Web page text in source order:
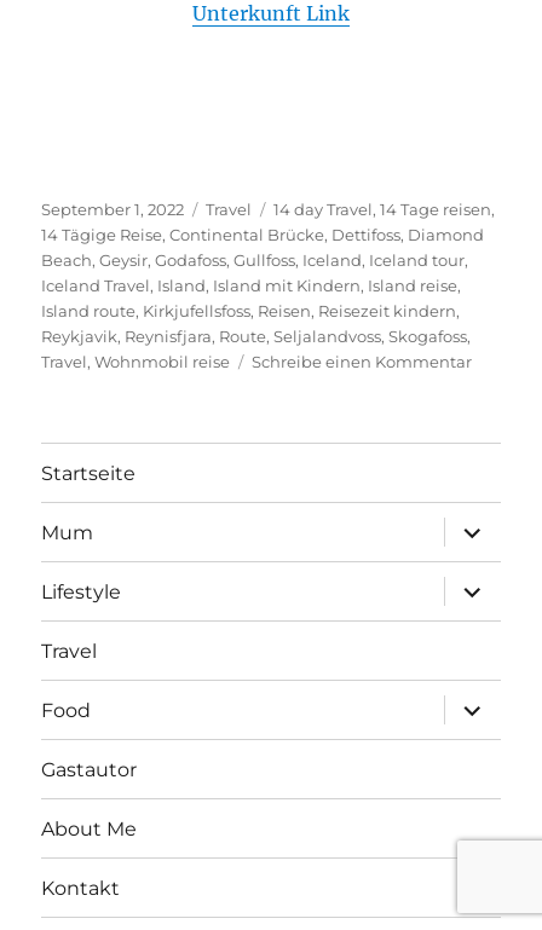
Unterkunft Link
Veröffentlicht
am
September 1, 2022 Kategorien
Travel Schlagwörter
14 day Travel,14 Tage reisen,
14 Tägige Reise,Continental Brücke, Dettifoss, Diamond
Beach,Geysir,Godafoss,Gullfoss, Iceland, Iceland tour,
Iceland Travel, Island, Island mit Kindern, Island reise,
Island route, Kirkjufellsfoss, Reisen, Reisezeit kindern,
Reykjavik, Reynisfjara, Route,Seljalandvoss,Skogafoss,
Travel,Wohnmobil reise Schreibe einen Kommentarzu
Startseite
Mum
öffnen
Lifestyle
öffnen
Travel
Food
öffnen
Gastautor
About Me
Kontakt